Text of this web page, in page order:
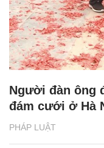
PHÁP LUẬT
Người đàn ông
đám cưới ở Hà